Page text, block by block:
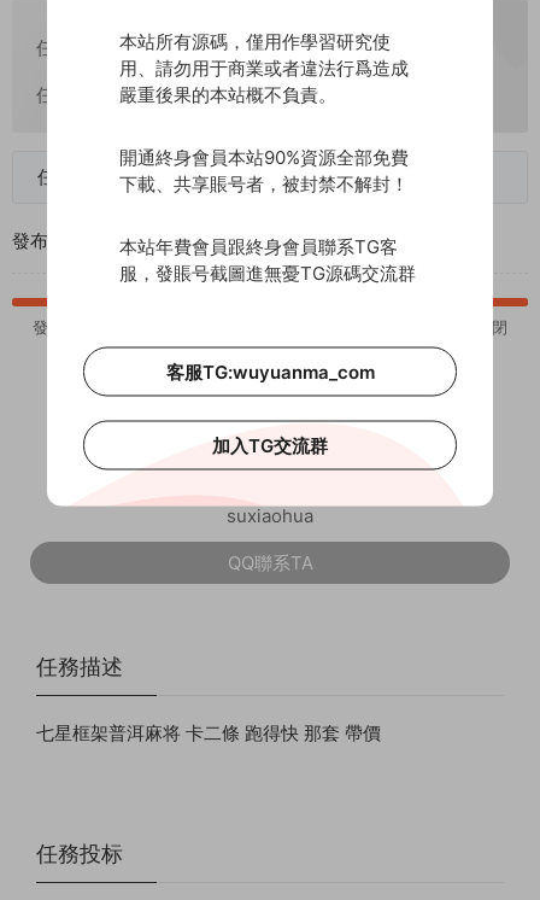
任務預算 10鑽石 已托管
任務周期 不限期
任務接手倒計時：已結束
發布時間： 2024-08-29 任務類型： 單人任務
發起任務 任務關閉
聯系雇主
suxiaohua
QQ聯系TA
任務描述
七星框架普洱麻将 卡二條 跑得快 那套 帶價
任務投标
本站所有源碼，僅用作學習研究使
用、請勿用于商業或者違法行爲造成
嚴重後果的本站概不負責。
開通終身會員本站90%資源全部免費
下載、共享賬号者，被封禁不解封！
本站年費會員跟終身會員聯系TG客
服，發賬号截圖進無憂TG源碼交流群
客服TG:wuyuanma_com
加入TG交流群